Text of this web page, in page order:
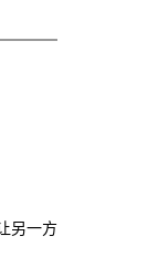
另一方